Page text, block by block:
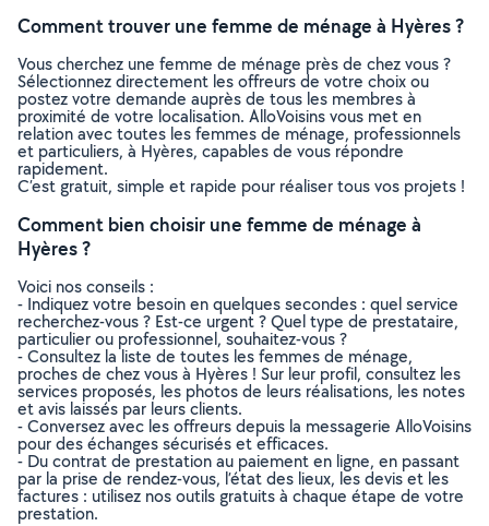
Comment trouver une femme de ménage à Hyères ?
Vous cherchez une femme de ménage près de chez vous ?
Sélectionnez directement les offreurs de votre choix ou
postez votre demande auprès de tous les membres à
proximité de votre localisation. AlloVoisins vous met en
relation avec toutes les femmes de ménage, professionnels
et particuliers, à Hyères, capables de vous répondre
rapidement.
C’est gratuit, simple et rapide pour réaliser tous vos projets !
Comment bien choisir une femme de ménage à
Hyères ?
Voici nos conseils :
- Indiquez votre besoin en quelques secondes : quel service
recherchez-vous ? Est-ce urgent ? Quel type de prestataire,
particulier ou professionnel, souhaitez-vous ?
- Consultez la liste de toutes les femmes de ménage,
proches de chez vous à Hyères ! Sur leur profil, consultez les
services proposés, les photos de leurs réalisations, les notes
et avis laissés par leurs clients.
- Conversez avec les offreurs depuis la messagerie AlloVoisins
pour des échanges sécurisés et efficaces.
- Du contrat de prestation au paiement en ligne, en passant
par la prise de rendez-vous, l’état des lieux, les devis et les
factures : utilisez nos outils gratuits à chaque étape de votre
prestation.